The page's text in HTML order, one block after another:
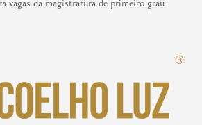
vagas da magistratura de primeiro grau